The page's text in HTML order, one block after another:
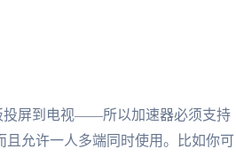
投屏到电视——所以加速器必须支持
且允许一人多端同时使用。比如你可